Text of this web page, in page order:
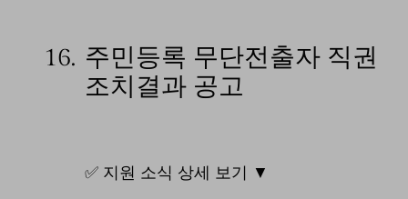
16. 주민등록 무단전출자 직권
조치결과 공고
✅ 지원 소식 상세 보기 ▼